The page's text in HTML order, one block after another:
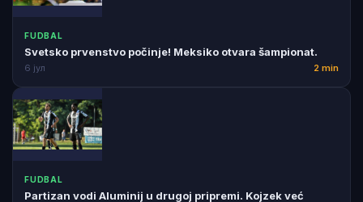
FUDBAL
Svetsko prvenstvo počinje! Meksiko otvara šampionat.
6 јул 2 min
FUDBAL
Partizan vodi Aluminij u drugoj pripremi. Kojzek već